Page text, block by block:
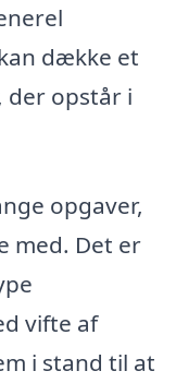
dække et
der opstår i
opgaver,
med. Det er
vifte af
i stand til at